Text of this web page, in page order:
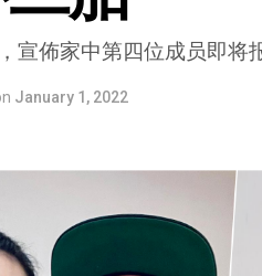
宣佈家中第四位成员即将
January 1, 2022